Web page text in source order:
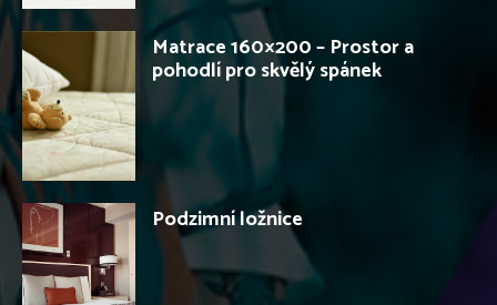
Matrace 160×200 – Prostor a
pohodlí pro skvělý spánek
Podzimní ložnice